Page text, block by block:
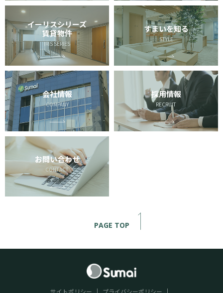
イーリスシリーズ
賃貸物件
IRIS SERIES
すまいを知る
STYLE
会社情報
COMPANY
採用情報
RECRUIT
お問い合わせ
CONTACT
PAGE TOP